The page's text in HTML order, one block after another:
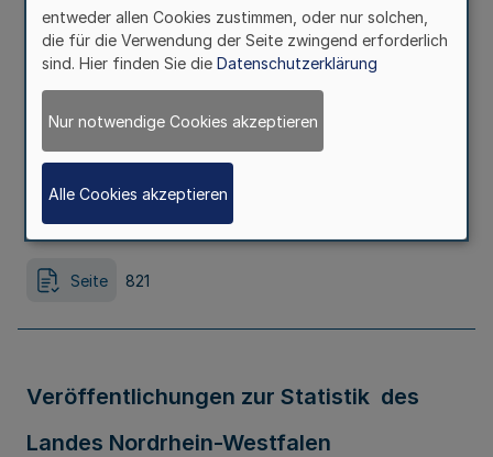
Grundwasser nach § 25
Landesabfallgesetz
Ausfertigungsdatum 03.07.2002
Seite 821
Veröffentlichungen zur Statistik des
Landes Nordrhein-Westfalen
entweder allen Cookies zustimmen, oder nur solchen,
die für die Verwendung der Seite zwingend erforderlich
sind. Hier finden Sie die Datenschutzerklärung
Nur notwendige Cookies akzeptieren
Alle Cookies akzeptieren